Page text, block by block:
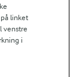
viser,
linket
venstre
i